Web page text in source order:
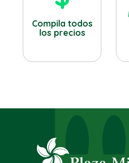
Compila todos
los precios